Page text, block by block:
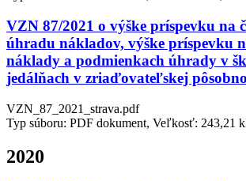
VZN 87/2021 o výške príspevku na
úhradu nákladov, výške príspevku
náklady a podmienkach úhrady v
jedálňach v zriaďovateľskej
VZN_87_2021_strava.pdf
Typ súboru: PDF dokument, Veľkosť: 243,21
2020